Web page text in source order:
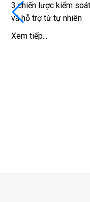
3 chiến lược kiểm
và hỗ trợ từ tự nhiên
Xem tiếp...